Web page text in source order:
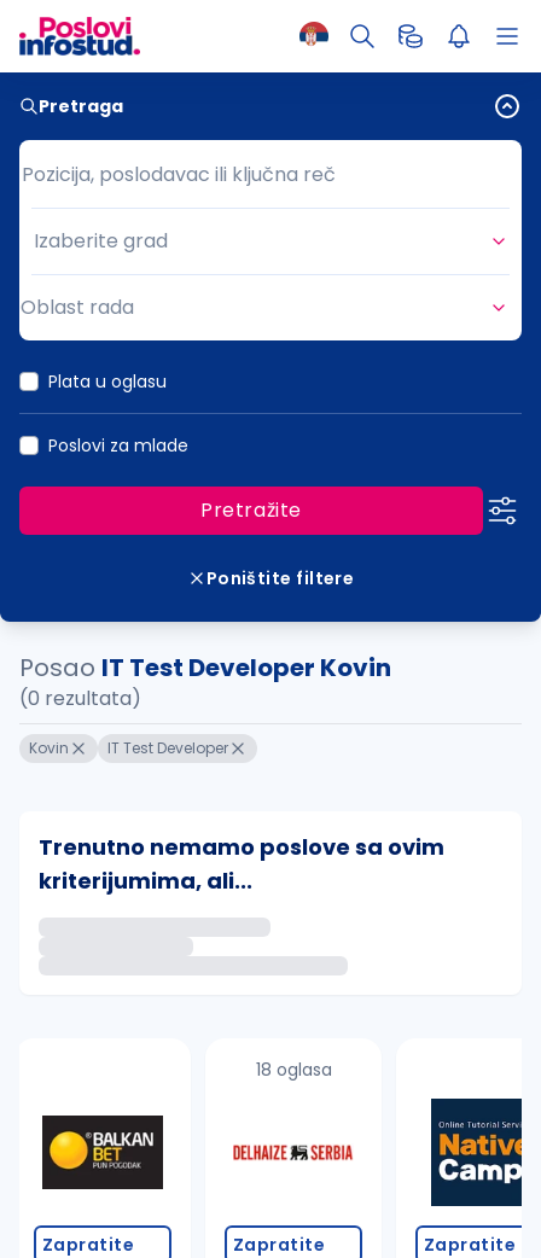
Pretraga
Pozicija, poslodavac ili ključna reč
Pozicija, poslodavac ili ključna reč
Grad
Izaberite grad
Oblast rada
Plata u oglasu
Poslovi za mlade
Pretražite
Poništite filtere
Posao IT Test Developer Kovin
(0 rezultata)
Kovin IT Test Developer
Trenutno nemamo poslove sa ovim
kriterijumima, ali...
Takođe možete da:
proverite pravopisne greške (koristite č, ć, š, đ,
promenite odabrane filtere pretrage
Zapratite
18 oglasa
Zapratite Zapratite